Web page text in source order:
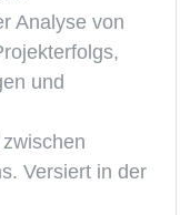
Analyse von
und
Versiert in der